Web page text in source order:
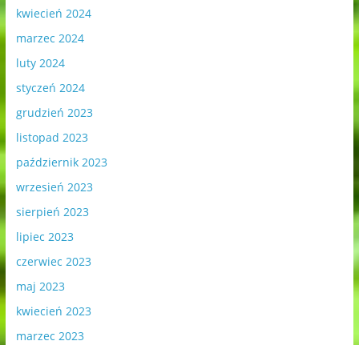
kwiecień 2024
marzec 2024
luty 2024
styczeń 2024
grudzień 2023
listopad 2023
październik 2023
wrzesień 2023
sierpień 2023
lipiec 2023
czerwiec 2023
maj 2023
kwiecień 2023
marzec 2023